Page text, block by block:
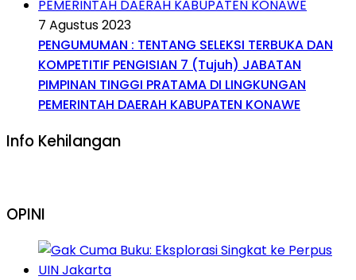
7 Agustus 2023
PENGUMUMAN : TENTANG SELEKSI TERBUKA DAN
KOMPETITIF PENGISIAN 7 (Tujuh) JABATAN
PIMPINAN TINGGI PRATAMA DI LINGKUNGAN
PEMERINTAH DAERAH KABUPATEN KONAWE
Info Kehilangan
OPINI